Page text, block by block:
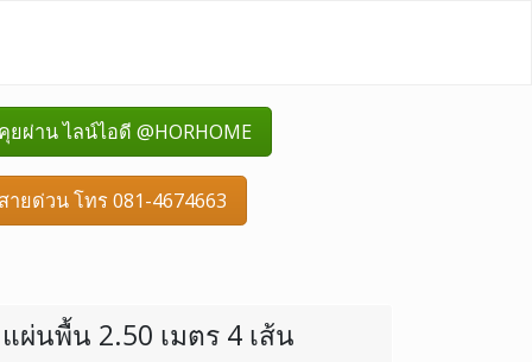
คุยผ่าน ไลน์ไอดี @HORHOME
สายด่วน โทร 081-4674663
แผ่นพื้น 2.50 เมตร 4 เส้น